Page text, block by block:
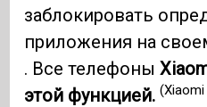
заблокировать
приложения на
. Все телефоны
этой функцией.(Xiaomi